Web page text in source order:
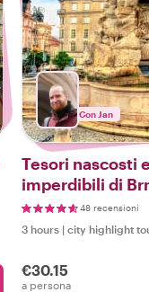
Con Jan
Tesori nascosti
imperdibili di
48 recensioni
3 hours | city highlight
€30.15
a persona